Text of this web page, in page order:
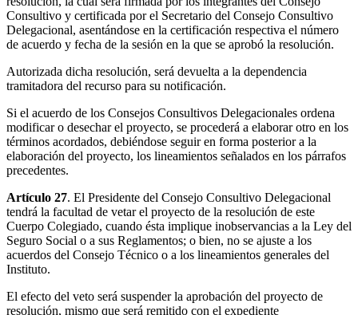
Consultivo y certificada por el Secretario del Consejo Consultivo
Delegacional, asentándose en la certificación respectiva el número
de acuerdo y fecha de la sesión en la que se aprobó la resolución.
Autorizada dicha resolución, será devuelta a la dependencia
tramitadora del recurso para su notificación.
Si el acuerdo de los Consejos Consultivos Delegacionales ordena
modificar o desechar el proyecto, se procederá a elaborar otro en los
términos acordados, debiéndose seguir en forma posterior a la
elaboración del proyecto, los lineamientos señalados en los párrafos
precedentes.
Artículo 27. El Presidente del Consejo Consultivo Delegacional
tendrá la facultad de vetar el proyecto de la resolución de este
Cuerpo Colegiado, cuando ésta implique inobservancias a la Ley del
Seguro Social o a sus Reglamentos; o bien, no se ajuste a los
acuerdos del Consejo Técnico o a los lineamientos generales del
Instituto.
El efecto del veto será suspender la aprobación del proyecto de
resolución, mismo que será remitido con el expediente